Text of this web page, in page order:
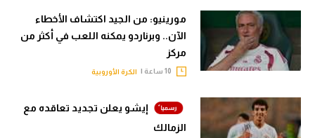
مورينيو: من الجيد اكتشاف الأخطاء
الآن.. وبرناردو يمكنه اللعب في أكثر من
مركز
الكرة الأوروبية
إيشو يعلن تجديد تعاقده مع
الزمالك